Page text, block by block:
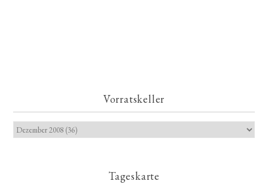
Vorratskeller
Tageskarte